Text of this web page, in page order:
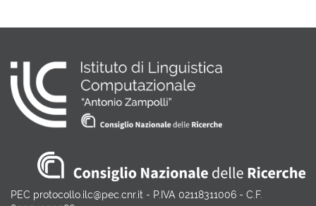
PEC protocollo.ilc@pec.cnr.it - P.IVA 02118311006 - C.F.